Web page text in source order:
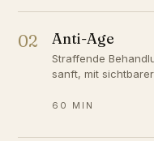
02 Anti-Age
Straffende
sanft, mit
60 MIN